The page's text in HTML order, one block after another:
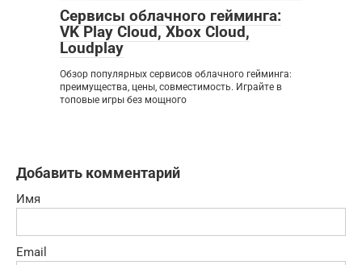
Сервисы облачного гейминга:
VK Play Cloud, Xbox Cloud,
Loudplay
Обзор популярных сервисов облачного гейминга:
преимущества, цены, совместимость. Играйте в
топовые игры без мощного
Добавить комментарий
Имя
Email